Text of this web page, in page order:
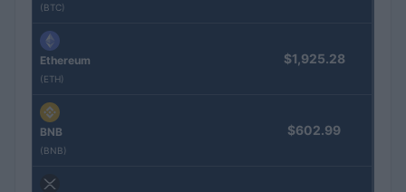
(BTC)
Ethereum
(ETH)
$1,925.28
BNB
(BNB)
$602.99